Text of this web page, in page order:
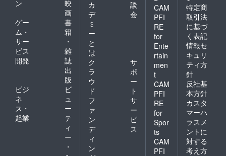
ン
映
画
ゲー
ム・
サー
ビス
開発
書
籍
・
雑
誌
出
版
ビジ
ネ
ス・
起業
ビ
ュ
ー
テ
ィ
ー
・
カ
デ
ミ
ー
と
は
談
会
ク
ラ
ウ
ド
フ
ァ
ン
デ
ィ
ン
サ
ポ
ー
ト
サ
ー
ビ
ス
CAM
PFI
RE
for
Ente
rtain
men
t
CAM
PFI
RE
for
Spor
ts
CAM
PFI
特定商
取引法
に基づ
く表記
情報セ
キュリ
ティ方
針
反社基
本方針
カスタ
マーハ
ラスメ
ントに
対する
考え方